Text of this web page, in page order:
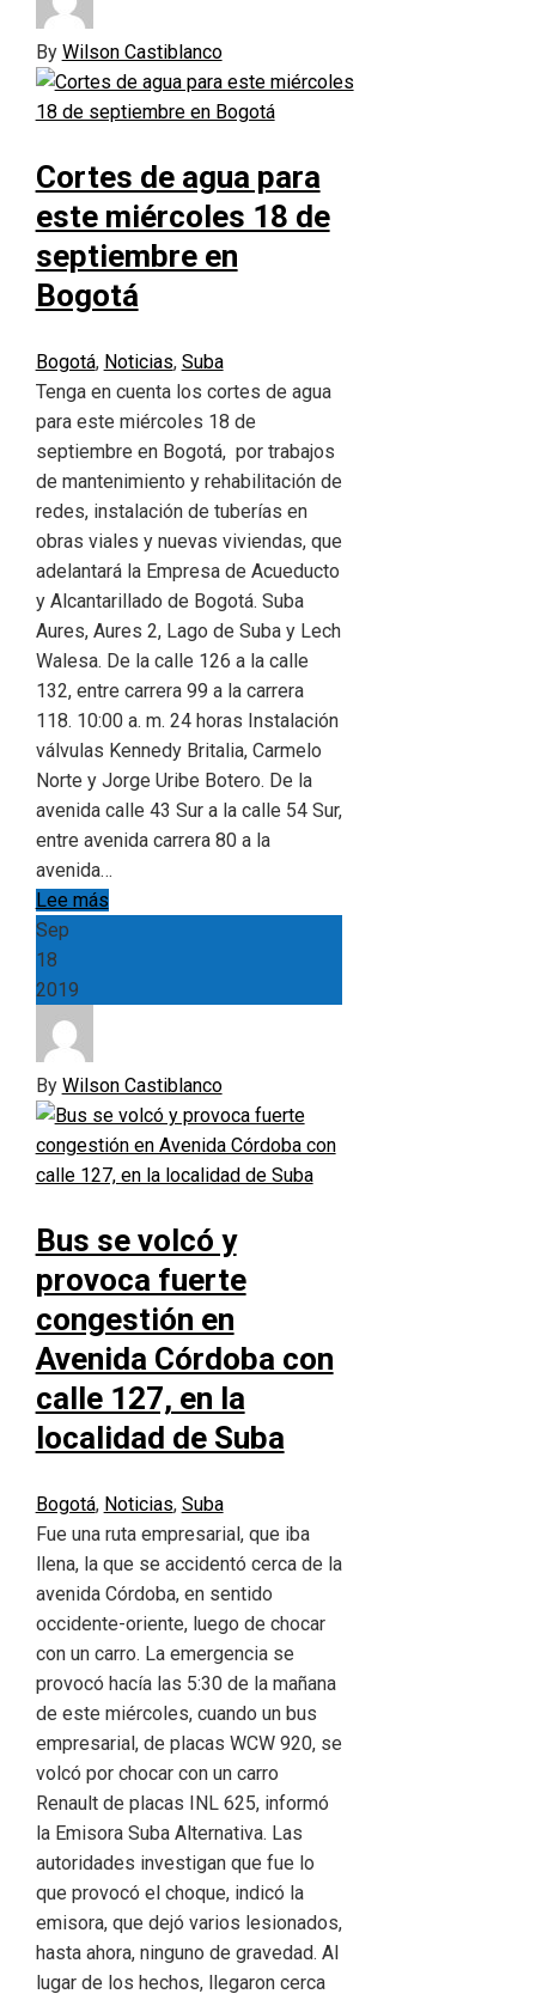
By Wilson Castiblanco
Cortes de agua para
este miércoles 18 de
septiembre en
Bogotá
Bogotá, Noticias, Suba
Tenga en cuenta los cortes de agua
para este miércoles 18 de
septiembre en Bogotá, por trabajos
de mantenimiento y rehabilitación de
redes, instalación de tuberías en
obras viales y nuevas viviendas, que
adelantará la Empresa de Acueducto
y Alcantarillado de Bogotá. Suba
Aures, Aures 2, Lago de Suba y Lech
Walesa. De la calle 126 a la calle
132, entre carrera 99 a la carrera
118. 10:00 a. m. 24 horas Instalación
válvulas Kennedy Britalia, Carmelo
Norte y Jorge Uribe Botero. De la
avenida calle 43 Sur a la calle 54 Sur,
entre avenida carrera 80 a la
avenida…
Lee más
Sep
18
2019
By Wilson Castiblanco
Bus se volcó y
provoca fuerte
congestión en
Avenida Córdoba con
calle 127, en la
localidad de Suba
Bogotá, Noticias, Suba
Fue una ruta empresarial, que iba
llena, la que se accidentó cerca de la
avenida Córdoba, en sentido
occidente-oriente, luego de chocar
con un carro. La emergencia se
provocó hacía las 5:30 de la mañana
de este miércoles, cuando un bus
empresarial, de placas WCW 920, se
volcó por chocar con un carro
Renault de placas INL 625, informó
la Emisora Suba Alternativa. Las
autoridades investigan que fue lo
que provocó el choque, indicó la
emisora, que dejó varios lesionados,
hasta ahora, ninguno de gravedad. Al
lugar de los hechos, llegaron cerca